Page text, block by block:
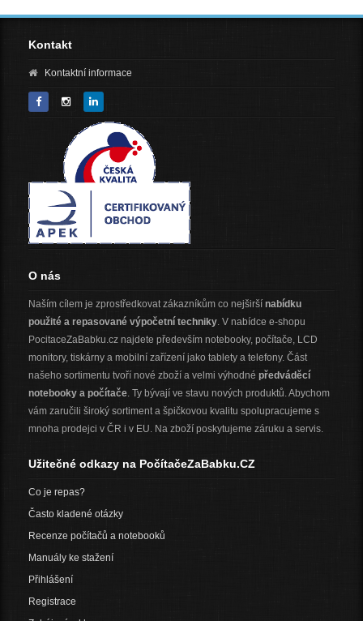
Kontakt
Kontaktní informace
O nás
Naším cílem je zprostředkovat zákazníkům co nejširší nabídku
použité a repasované výpočetní techniky. V nabídce e-shopu
PocitaceZaBabku.cz najdete především notebooky, počítače, LCD
monitory, tiskárny a mobilní zařízení jako tablety a telefony. Část
našeho sortimentu tvoří nové zboží a velmi výhodné předváděcí
notebooky a počítače. Ty bývají ve stavu nových produktů. Abychom
vám zaručili široký sortiment a špičkovou kvalitu spolupracujeme s
mnoha prodejci v ČR i v EU. Na zboží poskytujeme záruku a servis.
Užitečné odkazy na PočítačeZaBabku.CZ
Co je repas?
Často kladené otázky
Recenze počítačů a notebooků
Manuály ke stažení
Přihlášení
Registrace